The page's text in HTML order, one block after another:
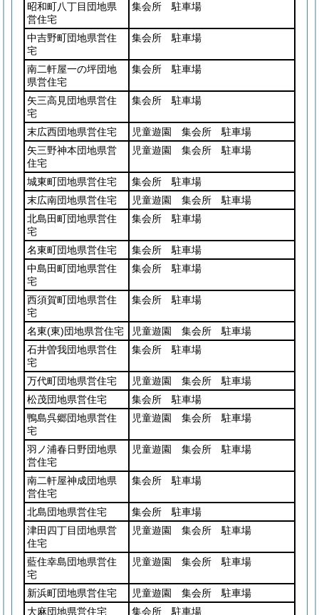
昭和町八丁目団地県
営住宅
集会所 駐車場
中吉野町団地県営住
宅
集会所 駐車場
南二軒屋一の坪団地
県営住宅
集会所 駐車場
矢三高見団地県営住
宅
集会所 駐車場
末広西団地県営住宅
児童遊園 集会所 駐車場
矢三野神本団地県営
住宅
児童遊園 集会所 駐車場
城東町団地県営住宅
集会所 駐車場
末広南団地県営住宅
児童遊園 集会所 駐車場
北島田町団地県営住
宅
集会所 駐車場
名東町団地県営住宅
集会所 駐車場
中島田町団地県営住
宅
集会所 駐車場
西須賀町団地県営住
宅
集会所 駐車場
名東(東)団地県営住宅
児童遊園 集会所 駐車場
石井曽我団地県営住
宅
集会所 駐車場
万代町団地県営住宅
児童遊園 集会所 駐車場
松茂団地県営住宅
集会所 駐車場
鴨島呉郷団地県営住
宅
児童遊園 集会所 駐車場
羽ノ浦春日野団地県
営住宅
児童遊園 集会所 駐車場
南二軒屋神成団地県
営住宅
集会所 駐車場
北島団地県営住宅
集会所 駐車場
津田四丁目団地県営
住宅
児童遊園 集会所 駐車場
藍住幸島団地県営住
宅
児童遊園 集会所 駐車場
新浜町団地県営住宅
児童遊園 集会所 駐車場
大麻団地県営住宅
集会所 駐車場